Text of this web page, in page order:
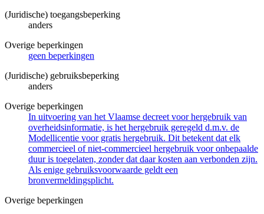
(Juridische) toegangsbeperking
anders
Overige beperkingen
geen beperkingen
(Juridische) gebruiksbeperking
anders
Overige beperkingen
In uitvoering van het Vlaamse decreet voor hergebruik van
overheidsinformatie, is het hergebruik geregeld d.m.v. de
Modellicentie voor gratis hergebruik. Dit betekent dat elk
commercieel of niet-commercieel hergebruik voor onbepaalde
duur is toegelaten, zonder dat daar kosten aan verbonden zijn.
Als enige gebruiksvoorwaarde geldt een
bronvermeldingsplicht.
Overige beperkingen